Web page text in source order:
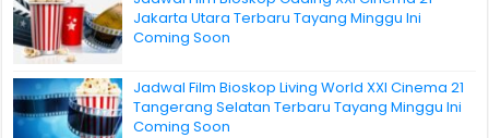
Jakarta Utara Terbaru Tayang Minggu Ini
Coming Soon
Jadwal Film Bioskop Living World XXI Cinema 21
Tangerang Selatan Terbaru Tayang Minggu Ini
Coming Soon